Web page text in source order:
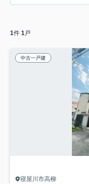
1件 1戸
中古一戸建
寝屋川市高柳